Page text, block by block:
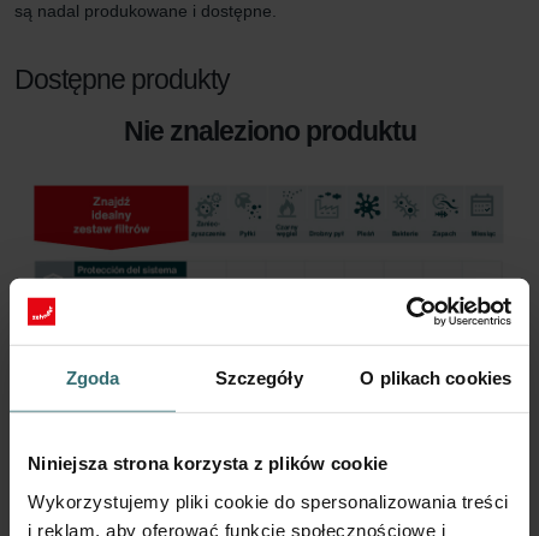
Zgoda Szczegóły O plikach cookies
Niniejsza strona korzysta z plików cookie
Wykorzystujemy pliki cookie do spersonalizowania treści
i reklam, aby oferować funkcje społecznościowe i
są nadal produkowane i dostępne.
Dostępne produkty
Nie znaleziono produktu